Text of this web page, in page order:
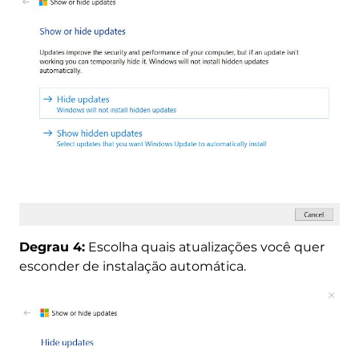
Degrau 4:Escolha quais atualizações você quer
esconder de instalação automática.